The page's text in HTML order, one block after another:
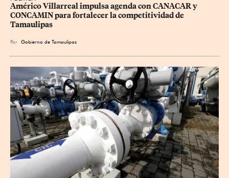
Américo Villarreal impulsa agenda con CANACAR y
CONCAMIN para fortalecer la competitividad de
Tamaulipas
Por Gobierno de Tamaulipas